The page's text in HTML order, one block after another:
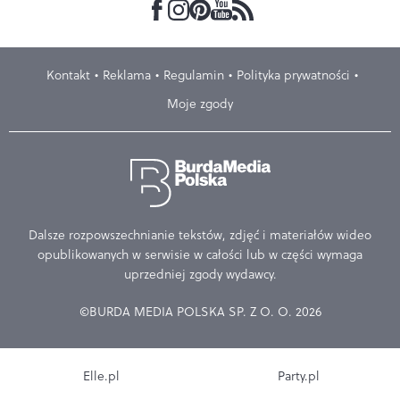
Kontakt Reklama Regulamin
Polityka prywatności
Moje zgody
Dalsze rozpowszechnianie tekstów, zdjęć i materiałów wideo
opublikowanych w serwisie w całości lub w części wymaga
uprzedniej zgody wydawcy.
©BURDA MEDIA POLSKA SP. Z O. O. 2026
Elle.pl Party.pl